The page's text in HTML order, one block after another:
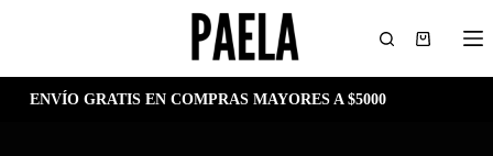
ENVÍO GRATIS EN COMPRAS MAYORES A $5000